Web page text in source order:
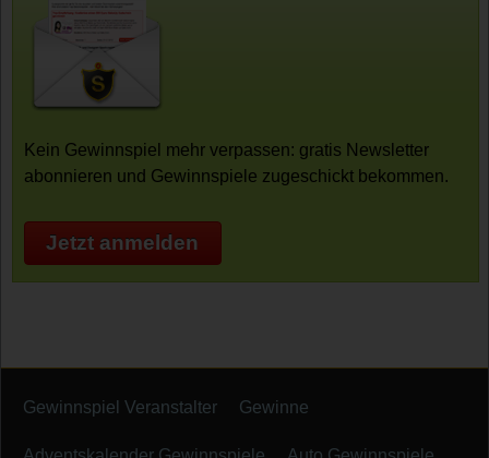
Kein Gewinnspiel mehr verpassen: gratis Newsletter
abonnieren und Gewinnspiele zugeschickt bekommen.
Jetzt anmelden
Gewinnspiel Veranstalter Gewinne